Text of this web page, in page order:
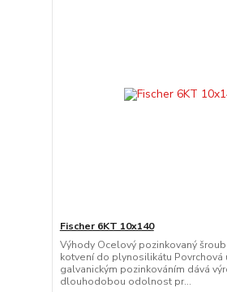
Fischer 6KT 10x140
Výhody Ocelový pozinkovaný
kotvení do plynosilikátu Povrchová
galvanickým pozinkováním dává
dlouhodobou odolnost pr...